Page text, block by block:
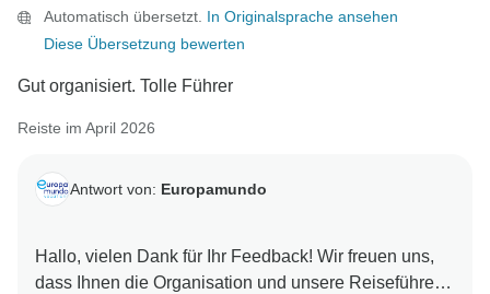
Automatisch übersetzt. In Originalsprache ansehen
Diese Übersetzung bewerten
Gut organisiert. Tolle Führer
Reiste im April 2026
Antwort von: Europamundo
Hallo, vielen Dank für Ihr Feedback! Wir freuen uns,
dass Ihnen die Organisation und unsere Reiseführer